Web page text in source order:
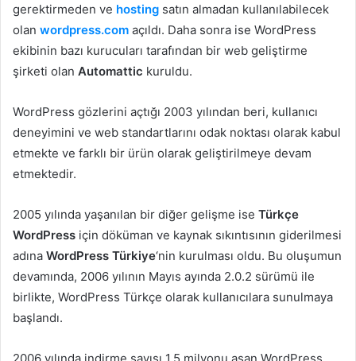
gerektirmeden ve hosting satın almadan kullanılabilecek
olan wordpress.com açıldı. Daha sonra ise WordPress
ekibinin bazı kurucuları tarafından bir web geliştirme
şirketi olan Automattic kuruldu.
WordPress gözlerini açtığı 2003 yılından beri, kullanıcı
deneyimini ve web standartlarını odak noktası olarak kabul
etmekte ve farklı bir ürün olarak geliştirilmeye devam
etmektedir.
2005 yılında yaşanılan bir diğer gelişme ise Türkçe
WordPress için döküman ve kaynak sıkıntısının giderilmesi
adına WordPress Türkiye‘nin kurulması oldu. Bu oluşumun
devamında, 2006 yılının Mayıs ayında 2.0.2 sürümü ile
birlikte, WordPress Türkçe olarak kullanıcılara sunulmaya
başlandı.
2006 yılında indirme sayısı 1.5 milyonu aşan WordPress,